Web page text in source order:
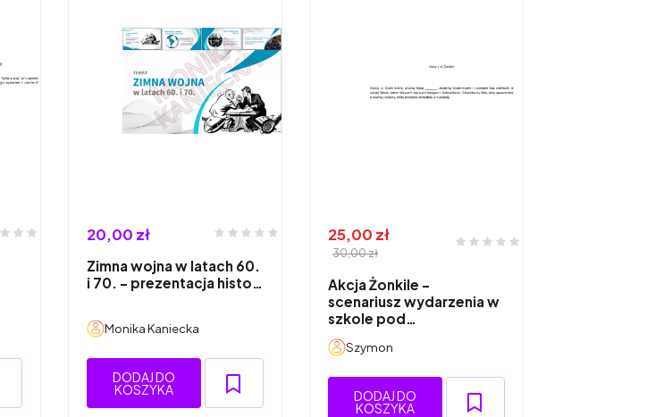
20,00 zł
Zimna wojna w latach 60.
i 70. - prezentacja histo…
Monika Kaniecka
DODAJ DO
KOSZYKA
25,00 zł
30,00 zł
Akcja Żonkile -
scenariusz wydarzenia w
szkole pod…
Szymon
DODAJ DO
KOSZYKA